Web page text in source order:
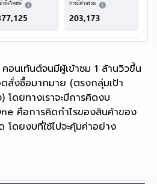
อนเท้นต์จนมีผู้เข้าชม 1 ล้านวิวขึ้น
สั่งซื้อมากมาย (ตรงกลุ่มเป้า
โดยทางเราจะมีการคิดงบ
คือการคิดกำไรของสินค้าของ
โดยงบที่ใช้ไปจะคุ้มค่าอย่าง